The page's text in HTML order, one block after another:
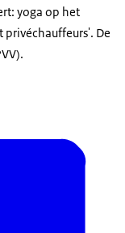
yoga op het
privéchauffeurs'. De